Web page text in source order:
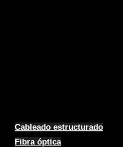
Cableado estructurado
Fibra óptica